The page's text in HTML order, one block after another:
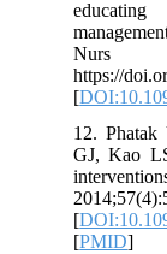
https://
[
12.
GJ, Kao
[
[PMID